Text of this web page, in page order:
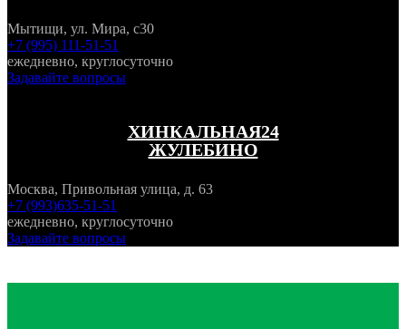
Мытищи, ул. Мира, с30
+7 (995) 111-51-51
ежедневно, круглосуточно
Задавайте вопросы
ХИНКАЛЬНАЯ24
ЖУЛЕБИНО
Москва, Привольная улица, д. 63
+7 (993)635-51-51
ежедневно, круглосуточно
Задавайте вопросы